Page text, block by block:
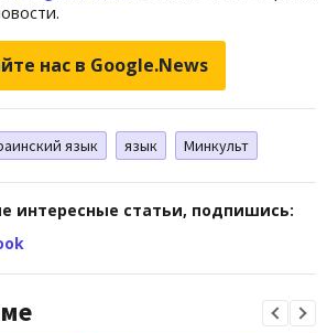
нас в Google.News
язык язык Минкульт
интересные статьи, подпишись: